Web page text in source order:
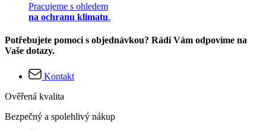
Pracujeme s ohledem
na ochranu klimatu.
Potřebujete pomoci s objednávkou? Rádi Vám odpovíme na
Vaše dotazy.
Kontakt
Ověřená kvalita
Bezpečný a spolehlivý nákup